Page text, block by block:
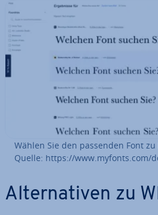
Wählen Sie den passenden Font
Quelle: https://www.myfonts.com/
Al­ter­na­ti­ven zu